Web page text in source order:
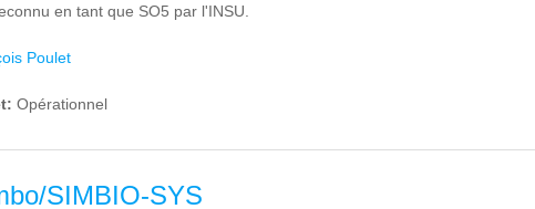
en tant que SO5 par l'INSU.
Poulet
Opérationnel
SIMBIO-SYS